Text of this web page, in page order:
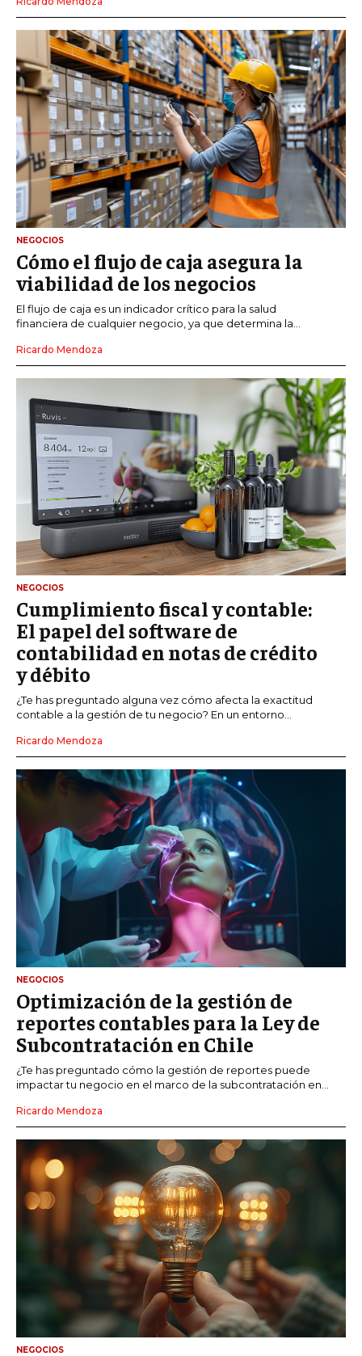
NEGOCIOS
Cómo el flujo de caja asegura la
viabilidad de los negocios
El flujo de caja es un indicador crítico para la salud
financiera de cualquier negocio, ya que determina la...
Ricardo Mendoza
NEGOCIOS
Cumplimiento fiscal y contable:
El papel del software de
contabilidad en notas de crédito
y débito
¿Te has preguntado alguna vez cómo afecta la exactitud
contable a la gestión de tu negocio? En un entorno...
Ricardo Mendoza
NEGOCIOS
Optimización de la gestión de
reportes contables para la Ley de
Subcontratación en Chile
¿Te has preguntado cómo la gestión de reportes puede
impactar tu negocio en el marco de la subcontratación en...
Ricardo Mendoza
NEGOCIOS